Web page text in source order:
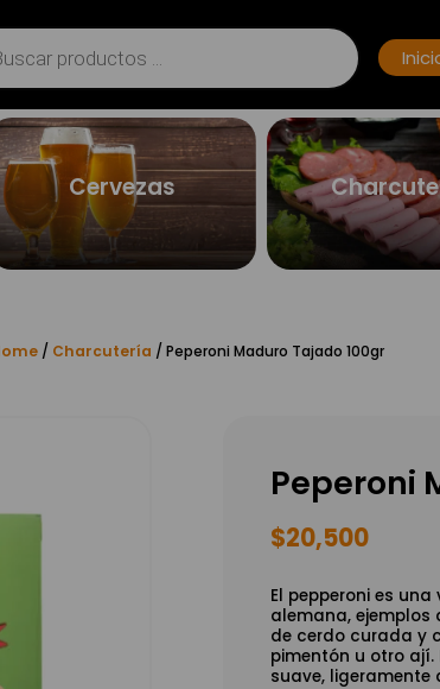
Cervezas
/ Charcutería / Peperoni Maduro Tajado 100gr
Peperoni
$20,500
El pepperoni es
alemana, ejemplos
de cerdo curada y
pimentón u otro
suave, ligeramente